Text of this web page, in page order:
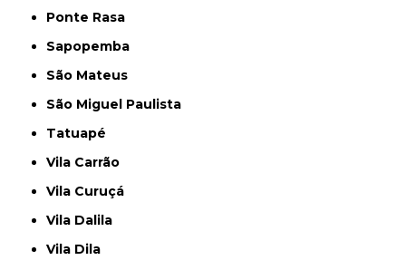
Ponte Rasa
Sapopemba
São Mateus
São Miguel Paulista
Tatuapé
Vila Carrão
Vila Curuçá
Vila Dalila
Vila Dila